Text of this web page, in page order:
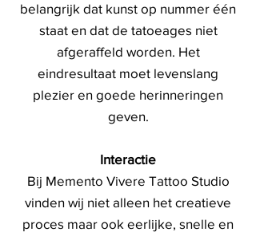
belangrijk dat kunst op nummer één
staat en dat de tatoeages niet
afgeraffeld worden. Het
eindresultaat moet levenslang
plezier en goede herinneringen
geven.
Interactie
Bij Memento Vivere Tattoo Studio
vinden wij niet alleen het creatieve
proces maar ook eerlijke, snelle en